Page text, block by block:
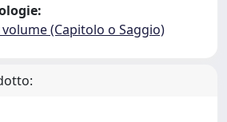
(Capitolo o Saggio)